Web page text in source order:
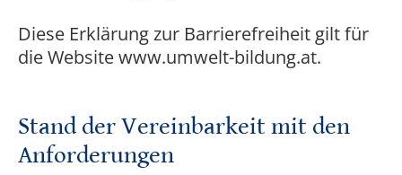
Diese Erklärung zur Barrierefreiheit gilt für
die Website www.umwelt-bildung.at.
Stand der Vereinbarkeit mit den
Anforderungen